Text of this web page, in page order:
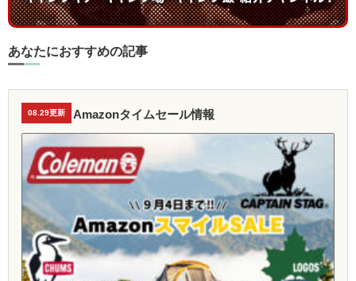
あなたにおすすめの記事
08.29更新 Amazonタイムセール情報